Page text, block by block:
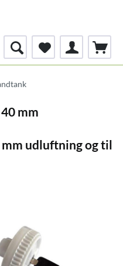
mm
udluftning og til